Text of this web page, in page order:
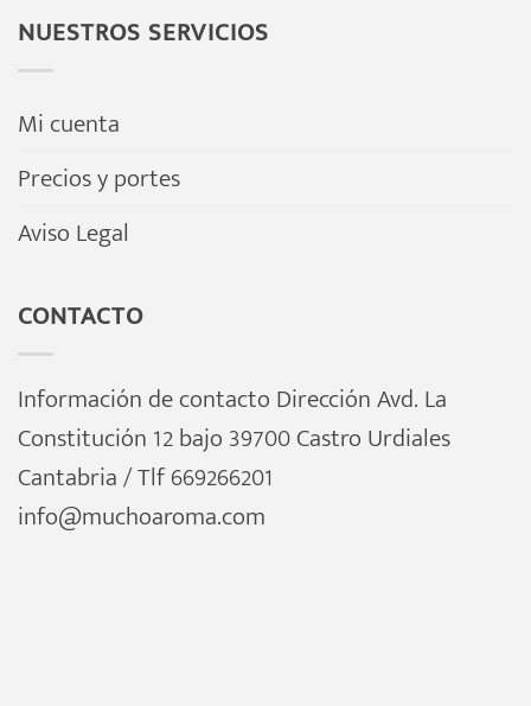
NUESTROS SERVICIOS
Mi cuenta
Precios y portes
Aviso Legal
CONTACTO
Información de contacto Dirección Avd. La
Constitución 12 bajo 39700 Castro Urdiales
Cantabria / Tlf 669266201
info@muchoaroma.com